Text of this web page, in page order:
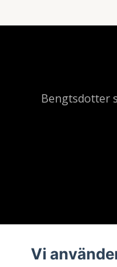
Bengtsdotter
Vi